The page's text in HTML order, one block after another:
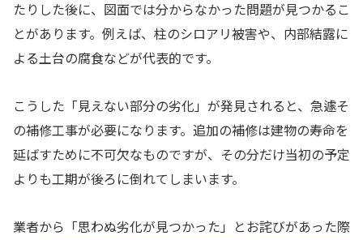
たりした後に、図面では分からなかった問題が見つかるこ
とがあります。例えば、柱のシロアリ被害や、内部結露に
よる土台の腐食などが代表的です。
こうした「見えない部分の劣化」が発見されると、急遽そ
の補修工事が必要になります。追加の補修は建物の寿命を
延ばすために不可欠なものですが、その分だけ当初の予定
よりも工期が後ろに倒れてしまいます。
業者から「思わぬ劣化が見つかった」とお詫びがあった際